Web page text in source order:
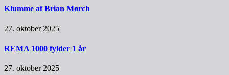
Klumme af Brian Mørch
27. oktober 2025
REMA 1000 fylder 1 år
27. oktober 2025